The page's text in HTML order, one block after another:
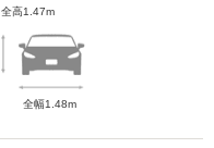
全高1.47m
全幅1.48m